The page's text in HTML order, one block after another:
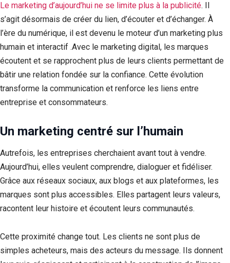
Le marketing d’aujourd’hui ne se limite plus à la publicité. Il
s’agit désormais de créer du lien, d’écouter et d’échanger. À
l’ère du numérique, il est devenu le moteur d’un marketing plus
humain et interactif .Avec le marketing digital, les marques
écoutent et se rapprochent plus de leurs clients permettant de
bâtir une relation fondée sur la confiance. Cette évolution
transforme la communication et renforce les liens entre
entreprise et consommateurs.
Un marketing centré sur l’humain
Autrefois, les entreprises cherchaient avant tout à vendre.
Aujourd’hui, elles veulent comprendre, dialoguer et fidéliser.
Grâce aux réseaux sociaux, aux blogs et aux plateformes, les
marques sont plus accessibles. Elles partagent leurs valeurs,
racontent leur histoire et écoutent leurs communautés.
Cette proximité change tout. Les clients ne sont plus de
simples acheteurs, mais des acteurs du message. Ils donnent